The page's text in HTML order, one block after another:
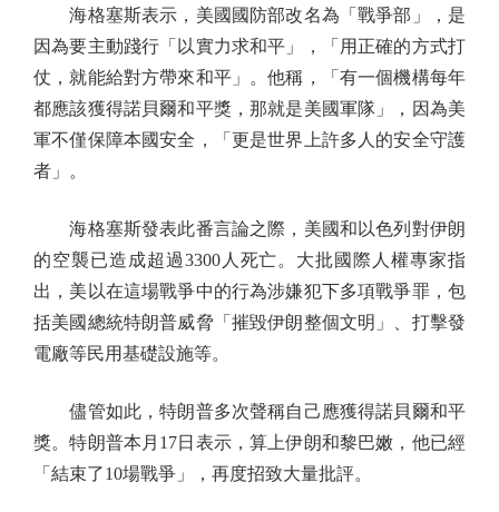
海格塞斯表示，美國國防部改名為「戰爭部」，是
因為要主動踐行「以實力求和平」，「用正確的方式打
仗，就能給對方帶來和平」。他稱，「有一個機構每年
都應該獲得諾貝爾和平獎，那就是美國軍隊」，因為美
軍不僅保障本國安全，「更是世界上許多人的安全守護
者」。
海格塞斯發表此番言論之際，美國和以色列對伊朗
的空襲已造成超過3300人死亡。大批國際人權專家指
出，美以在這場戰爭中的行為涉嫌犯下多項戰爭罪，包
括美國總統特朗普威脅「摧毀伊朗整個文明」、打擊發
電廠等民用基礎設施等。
儘管如此，特朗普多次聲稱自己應獲得諾貝爾和平
獎。特朗普本月17日表示，算上伊朗和黎巴嫩，他已經
「結束了10場戰爭」，再度招致大量批評。